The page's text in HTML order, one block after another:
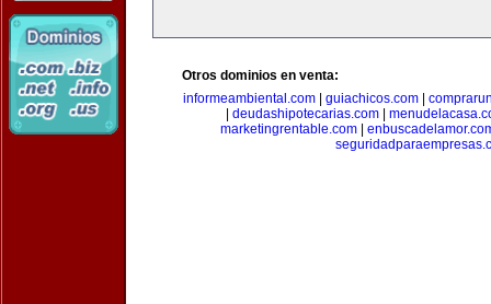
Otros dominios en venta:
informeambiental.com
guiachicos.com
deudashipotecarias.com|
marketingrentable.com|